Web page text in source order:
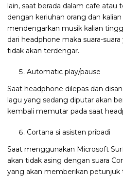
lain, saat berada dalam cafe
dengan keriuhan orang dan
mendengarkan musik kalian
dari headphone maka suara-
tidak akan terdengar.
Automatic play/pause
Saat headphone dilepas dan
lagu yang sedang diputar akan
kembali memutar pada saat
Cortana si asisten pribadi
Saat menggunakan Microsoft
akan tidak asing dengan suara
yang akan memberikan petunjuk